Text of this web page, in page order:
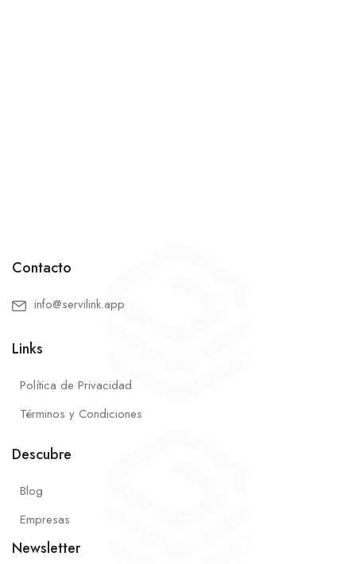
Contacto
info@servilink.app
Links
Política de Privacidad
Términos y Condiciones
Descubre
Blog
Empresas
Newsletter